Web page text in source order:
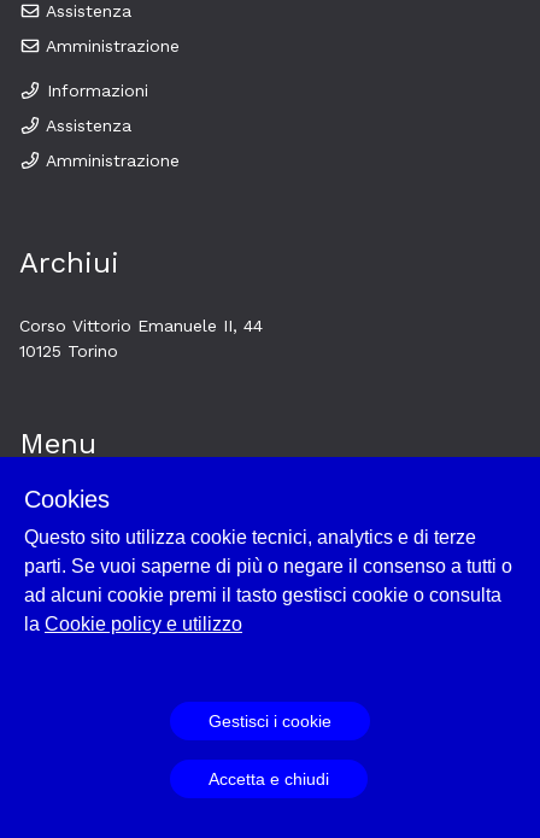
Assistenza
Amministrazione
Informazioni
Assistenza
Amministrazione
Archiui
Corso Vittorio Emanuele II, 44
10125 Torino
Menu
Home
Esplora
Cookie policy e utilizzo
Cookies
Questo sito utilizza cookie tecnici, analytics e di terze
parti. Se vuoi saperne di più o negare il consenso a tutti o
ad alcuni cookie premi il tasto gestisci cookie o consulta
la Cookie policy e utilizzo
Gestisci i cookie
Accetta e chiudi